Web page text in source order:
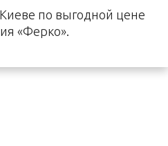
по выгодной цене
«Ферко».